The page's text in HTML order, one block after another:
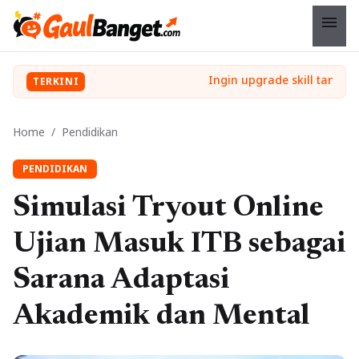
menu
TERKINI
Home / Pendidikan
PENDIDIKAN
Simulasi Tryout Online
Ujian Masuk ITB sebagai
Sarana Adaptasi
Akademik dan Mental